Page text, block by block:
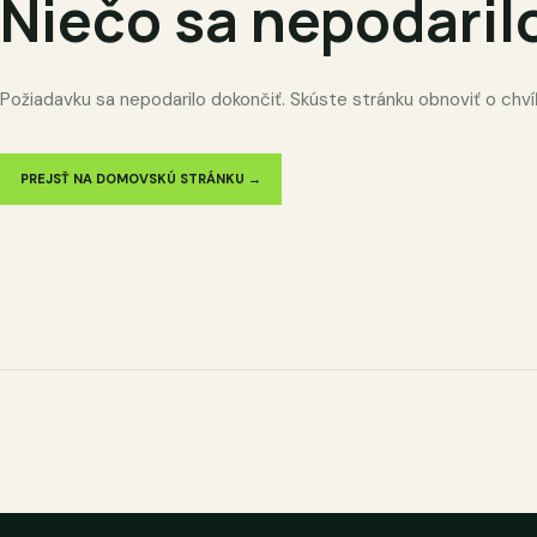
Niečo sa
Požiadavku sa nepodarilo dokončiť. Skúste stránku obnoviť o
PREJSŤ NA DOMOVSKÚ STRÁNKU →